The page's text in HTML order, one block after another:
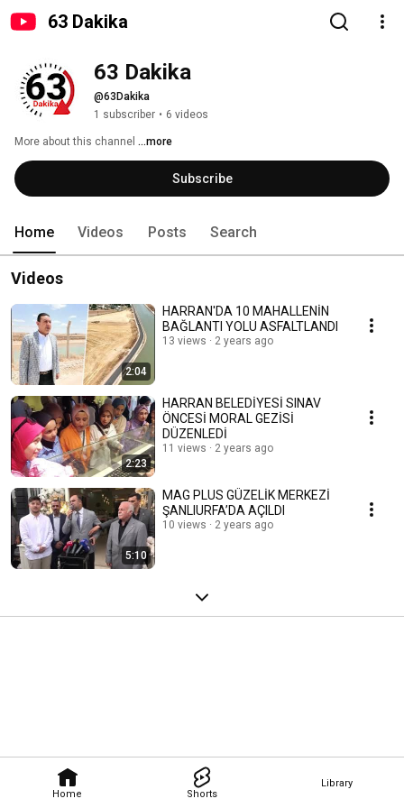
63 Dakika
Home Shorts
Library
63 Dakika
@63Dakika
1 subscriber • 6 videos
More about this channel ...more
Subscribe
Home Videos Posts Search
Videos
2:04
HARRAN'DA 10 MAHALLENİN
BAĞLANTI YOLU ASFALTLANDI
13 views 2 years ago
2:23
HARRAN BELEDİYESİ SINAV
ÖNCESİ MORAL GEZİSİ
DÜZENLEDİ
11 views 2 years ago
5:10
MAG PLUS GÜZELİK MERKEZİ
ŞANLIURFA’DA AÇILDI
10 views 2 years ago